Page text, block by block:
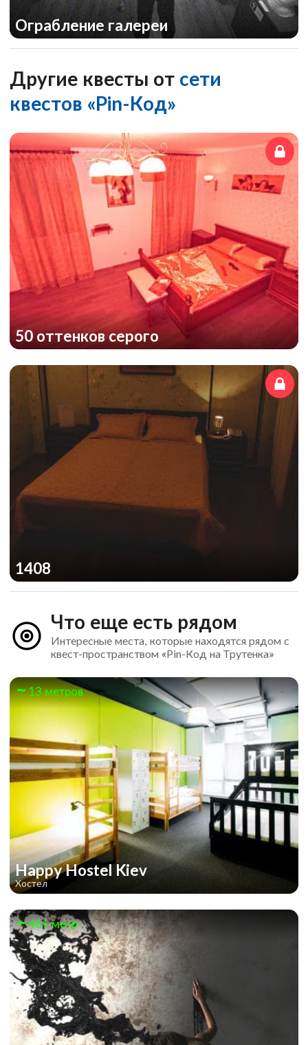
Ограбление галереи
Другие квесты от сети
квестов «Pin-Код»
50 оттенков серого
1408
Что еще есть рядом
Интересные места, которые находятся рядом с
квест-пространством «Pin-Код на Трутенка»
13 метров
Happy Hostel Kiev
Хостел
461 метр